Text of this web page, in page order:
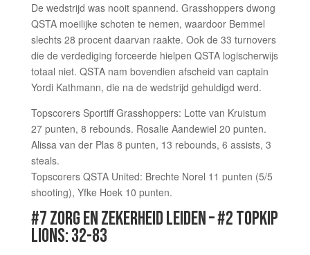
De wedstrijd was nooit spannend. Grasshoppers dwong
QSTA moeilijke schoten te nemen, waardoor Bemmel
slechts 28 procent daarvan raakte. Ook de 33 turnovers
die de verdediging forceerde hielpen QSTA logischerwijs
totaal niet. QSTA nam bovendien afscheid van captain
Yordi Kathmann, die na de wedstrijd gehuldigd werd.
Topscorers Sportiff Grasshoppers: Lotte van Kruistum
27 punten, 8 rebounds. Rosalie Aandewiel 20 punten.
Alissa van der Plas 8 punten, 13 rebounds, 6 assists, 3
steals.
Topscorers QSTA United: Brechte Norel 11 punten (5/5
shooting), Yfke Hoek 10 punten.
#7 ZORG EN ZEKERHEID LEIDEN – #2 TOPKIP
LIONS: 32-83